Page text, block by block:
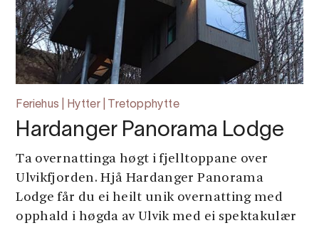
Feriehus | Hytter | Tretopphytte
Hardanger Panorama Lodge
Ta overnattinga høgt i fjelltoppane over
Ulvikfjorden. Hjå Hardanger Panorama
Lodge får du ei heilt unik overnatting med
opphald i høgda av Ulvik med ei spektakulær